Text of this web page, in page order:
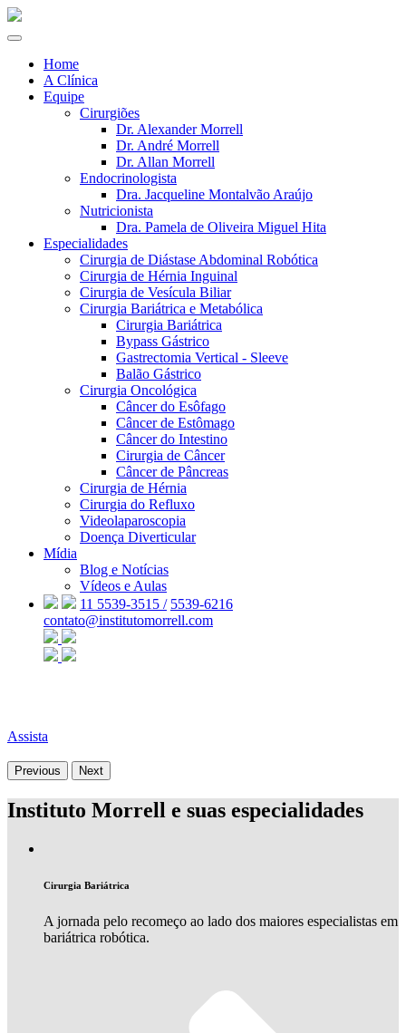
Home
A Clínica
Equipe
Cirurgiões
Dr. Alexander Morrell
Dr. André Morrell
Dr. Allan Morrell
Endocrinologista
Dra. Jacqueline Montalvão Araújo
Nutricionista
Dra. Pamela de Oliveira Miguel Hita
Especialidades
Cirurgia de Diástase Abdominal Robótica
Cirurgia de Hérnia Inguinal
Cirurgia de Vesícula Biliar
Cirurgia Bariátrica e Metabólica
Cirurgia Bariátrica
Bypass Gástrico
Gastrectomia Vertical - Sleeve
Balão Gástrico
Cirurgia Oncológica
Câncer do Esôfago
Câncer de Estômago
Câncer do Intestino
Cirurgia de Câncer
Câncer de Pâncreas
Cirurgia de Hérnia
Cirurgia do Refluxo
Videolaparoscopia
Doença Diverticular
Mídia
Blog e Notícias
Vídeos e Aulas
11 5539-3515 / 5539-6216
contato@institutomorrell.com
Assista
Previous Next
Instituto Morrell e suas especialidades
Cirurgia Bariátrica
A jornada pelo recomeço ao lado dos maiores especialistas em
bariátrica robótica.